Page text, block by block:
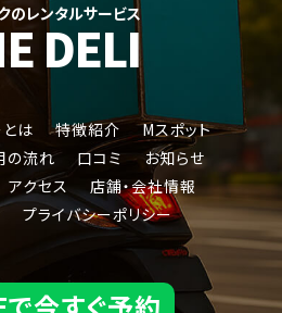
のレンタルサービス
DELI
は 特徴紹介
Mスポット
の流れ 口コミ
お知らせ
アクセス
店舗・会社情報
プライバシーポリシー